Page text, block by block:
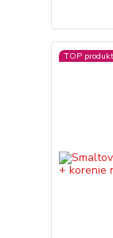
TOP produkt